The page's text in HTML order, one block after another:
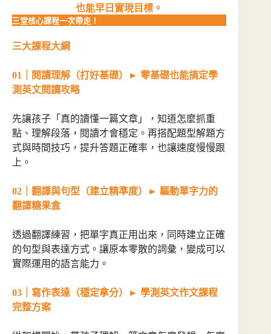
也能早日實現目標。
三堂核心課程一次帶走！
三大課程大綱
01｜閱讀理解（打好基礎）► 零基礎也能搞定學
測英文閱讀攻略
先讓孩子「真的讀懂一篇文章」，知道怎麼抓重
點、理解段落，閱讀才會穩定。再搭配題型解題方
式與時間技巧，提升答題正確率，也讓速度慢慢跟
上。
02｜翻譯與句型（建立精準度）► 驅動單字力的
翻譯糖果盒
透過翻譯練習，把單字真正用出來，同時建立正確
的句型與表達方式。讓原本零散的詞彙，變成可以
實際運用的語言能力。
03｜寫作表達（穩定拿分）► 學測英文作文課程
完整方案